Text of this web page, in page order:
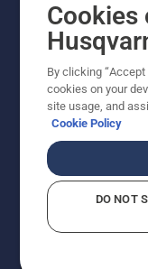
© Husqvarna
Hinnat ovat
hintamuutoksiin,
pyritään
Evästekäytäntö
Cookies
By clicking
cookies on your
site usage, and
Cookie Policy
DO NOT